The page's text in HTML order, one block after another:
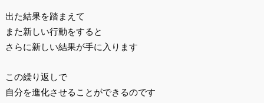
出た結果を踏まえて
また新しい行動をすると
さらに新しい結果が手に入ります
この繰り返しで
自分を進化させることができるのです